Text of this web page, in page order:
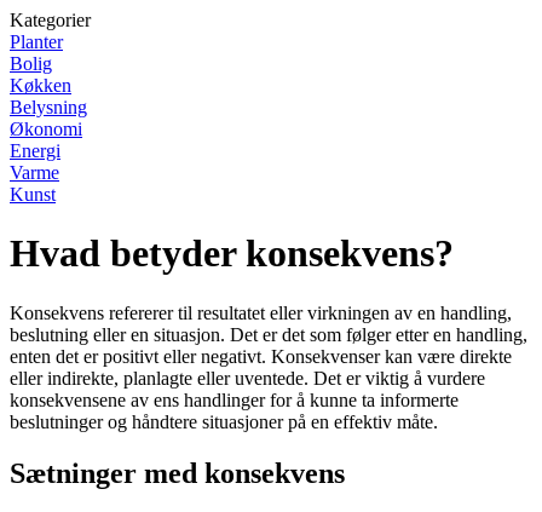
Kategorier
Planter
Bolig
Køkken
Belysning
Økonomi
Energi
Varme
Kunst
Hvad betyder konsekvens?
Konsekvens refererer til resultatet eller virkningen av en handling,
beslutning eller en situasjon. Det er det som følger etter en handling,
enten det er positivt eller negativt. Konsekvenser kan være direkte
eller indirekte, planlagte eller uventede. Det er viktig å vurdere
konsekvensene av ens handlinger for å kunne ta informerte
beslutninger og håndtere situasjoner på en effektiv måte.
Sætninger med konsekvens